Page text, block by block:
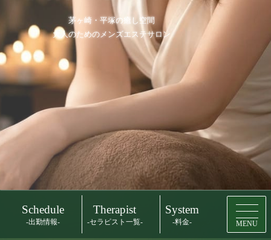
茅ヶ崎・平塚の癒し空間
大人のためのメンズエステサロン
Schedule
-出勤情報-
Therapist
-セラピスト一覧-
System
-料金- MENU